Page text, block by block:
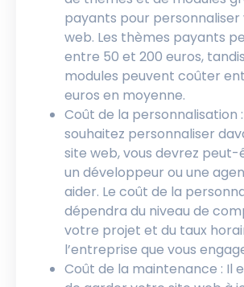
payants pour
web. Les thèmes payants
entre 50 et 200 euros,
modules peuvent coûter
euros en moyenne.
Coût de la personnalisation :
souhaitez personnaliser
site web, vous devrez
un développeur ou une
aider. Le coût de la
dépendra du niveau de
votre projet et du taux
l’entreprise que vous
Coût de la maintenance : Il